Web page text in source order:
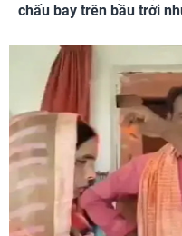
chấu bay trên bầu trời